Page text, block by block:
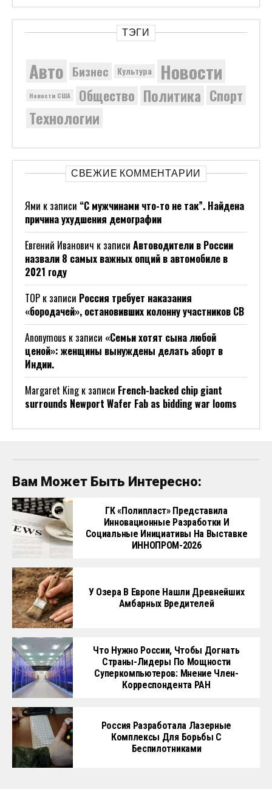
ТЭГИ
Авто Бизнес Культура Новости
Новости США Общество Политика Спорт
Технологии
СВЕЖИЕ КОММЕНТАРИИ
Ями к записи “С мужчинами что-то не так”. Найдена
причина ухудшения демографии
Евгений Иванович к записи Автоводители в России
назвали 8 самых важных опций в автомобиле в
2021 году
ТОР к записи Россия требует наказания
«бородачей», остановивших колонну участников СВ
Anonymous к записи «Семьи хотят сына любой
ценой»: женщины вынуждены делать аборт в
Индии.
Margaret Kingк записи French-backed chip giant
surrounds Newport Wafer Fab as bidding war looms
Вам Может Быть Интересно:
ГК «Полипласт» Представила
Инновационные Разработки И
Социальные Инициативы На Выставке
ИННОПРОМ-2026
У Озера В Европе Нашли Древнейших
Амбарных Вредителей
Что Нужно России, Чтобы Догнать
Страны-Лидеры По Мощности
Суперкомпьютеров: Мнение Член-
Корреспондента РАН
Россия Разработала Лазерные
Комплексы Для Борьбы С
Беспилотниками